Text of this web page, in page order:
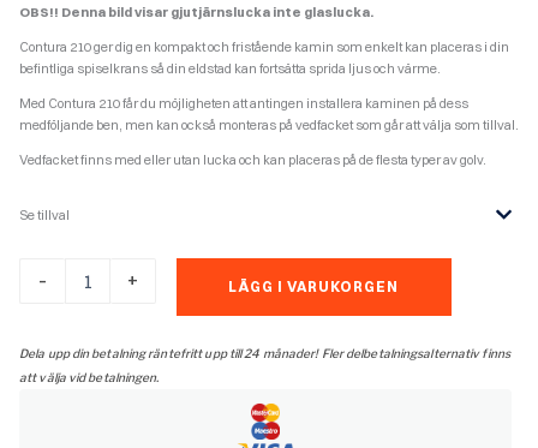
OBS!! Denna bild visar gjutjärnslucka inte glaslucka.
Contura 210 ger dig en kompakt och fristående kamin som enkelt kan placeras i din
befintliga spiselkrans så din eldstad kan fortsätta sprida ljus och värme.
Med Contura 210 får du möjligheten att antingen installera kaminen på dess
medföljande ben, men kan också monteras på vedfacket som går att välja som tillval.
Vedfacket finns med eller utan lucka och kan placeras på de flesta typer av golv.
Se tillval
-
glaslucka
och
+ LÄGG I VARUKORGEN
Dela upp din betalning räntefritt upp till 24 månader! Fler delbetalningsalternativ finns
att välja vid betalningen.